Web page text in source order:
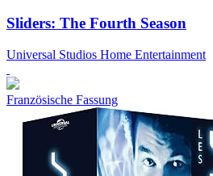
Sliders: The Fourth Season
Universal Studios Home Entertainment
Französische Fassung